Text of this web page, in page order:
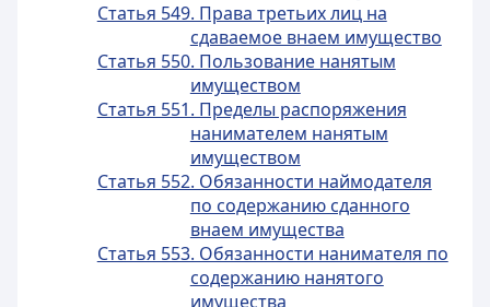
Статья 549. Права третьих лиц на
сдаваемое внаем имущество
Статья 550. Пользование нанятым
имуществом
Статья 551. Пределы распоряжения
нанимателем нанятым
имуществом
Статья 552. Обязанности наймодателя
по содержанию сданного
внаем имущества
Статья 553. Обязанности нанимателя по
содержанию нанятого
имущества